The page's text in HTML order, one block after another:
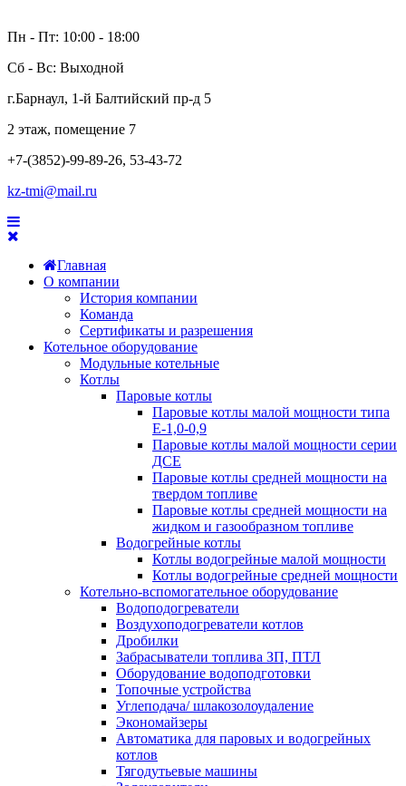
Пн - Пт: 10:00 - 18:00
Сб - Вс: Выходной
г.Барнаул, 1-й Балтийский пр-д 5
2 этаж, помещение 7
+7-(3852)-99-89-26, 53-43-72
kz-tmi@mail.ru
Главная
О компании
История компании
Команда
Сертификаты и разрешения
Котельное оборудование
Модульные котельные
Котлы
Паровые котлы
Паровые котлы малой мощности типа
Е-1,0-0,9
Паровые котлы малой мощности серии
ДСЕ
Паровые котлы средней мощности на
твердом топливе
Паровые котлы средней мощности на
жидком и газообразном топливе
Водогрейные котлы
Котлы водогрейные малой мощности
Котлы водогрейные средней мощности
Котельно-вспомогательное оборудование
Водоподогреватели
Воздухоподогреватели котлов
Дробилки
Забрасыватели топлива ЗП, ПТЛ
Оборудование водоподготовки
Топочные устройства
Углеподача/ шлакозолоудаление
Экономайзеры
Автоматика для паровых и водогрейных
котлов
Тягодутьевые машины